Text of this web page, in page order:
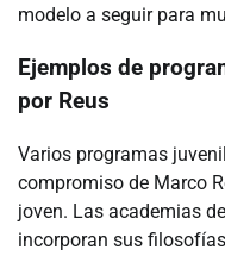
modelo a seguir para
Ejemplos de
por Reus
Varios programas
compromiso de Marco
joven. Las academias
incorporan sus